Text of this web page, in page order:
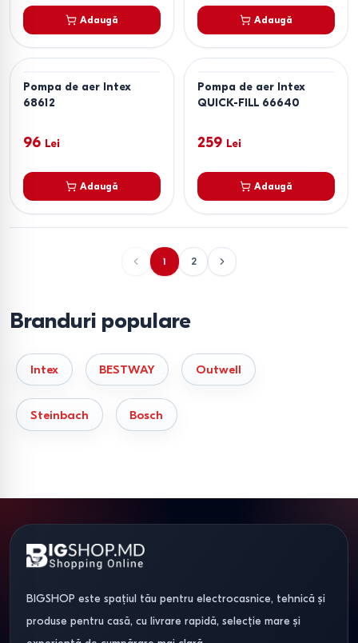
Adaugă Adaugă
Pompa de aer Intex
68612
96 Lei
Adaugă
Pompa de aer Intex
QUICK-FILL 66640
259 Lei
Adaugă
1 2
Branduri populare
Intex BESTWAY Outwell
Steinbach Bosch
BIGSHOP este spațiul tău pentru electrocasnice, tehnică și
produse pentru casă, cu livrare rapidă, selecție mare și